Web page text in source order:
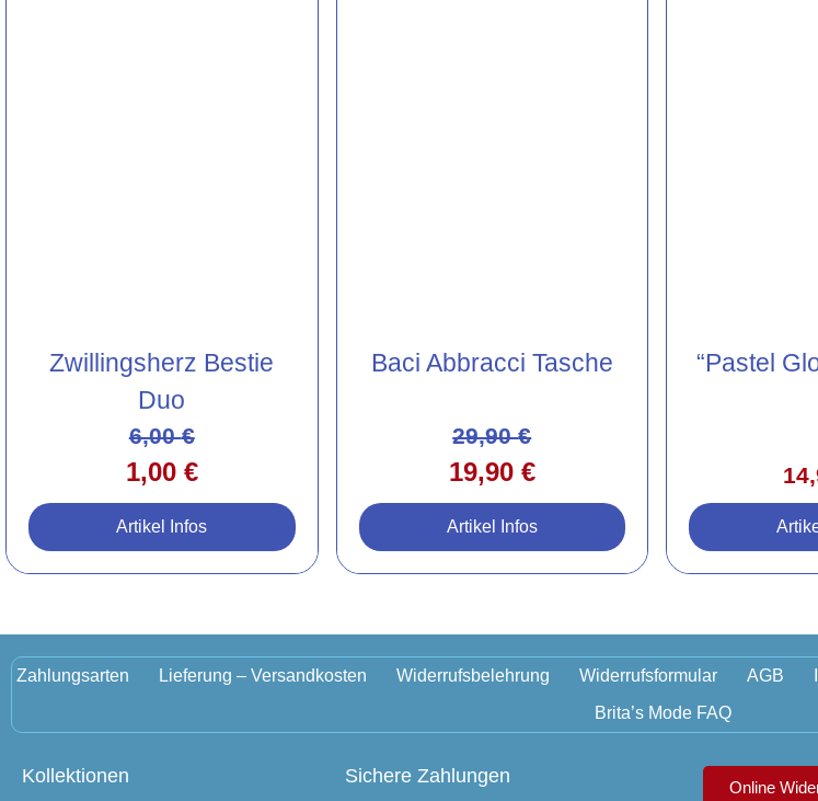
Zwillingsherz Bestie
Duo
6,00€
1,00 €
Artikel Infos
Baci Abbracci Tasche
29,90€
19,90 €
Artikel Infos
“Pastel
Zahlungsarten Lieferung – Versandkosten Widerrufsbelehrung Widerrufsformular AGB
Brita’s Mode FAQ
Kollektionen Sichere Zahlungen
Online